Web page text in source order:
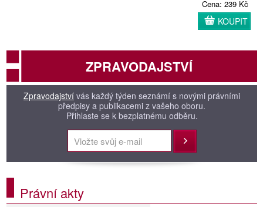
Cena: 239 Kč
KOUPIT
ZPRAVODAJSTVÍ
Zpravodajství vás každý týden seznámí s novými právními
předpisy a publikacemi z vašeho oboru.
Přihlaste se k bezplatnému odběru.
Přihlásit
Právní akty